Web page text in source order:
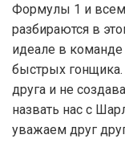
Формулы 1 и
разбираются в
идеале в
быстрых гонщика.
друга и не
назвать нас с
уважаем друг